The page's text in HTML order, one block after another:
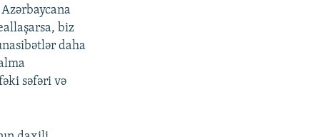
biz
daha
səfəri və